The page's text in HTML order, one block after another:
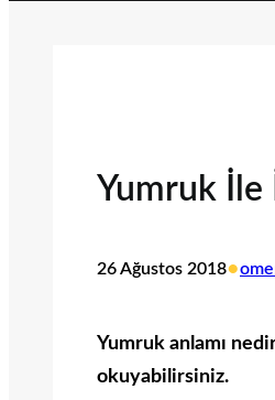
Yumruk
26 Ağustos 2018•
Yumruk anlamı
okuyabilirsiniz.